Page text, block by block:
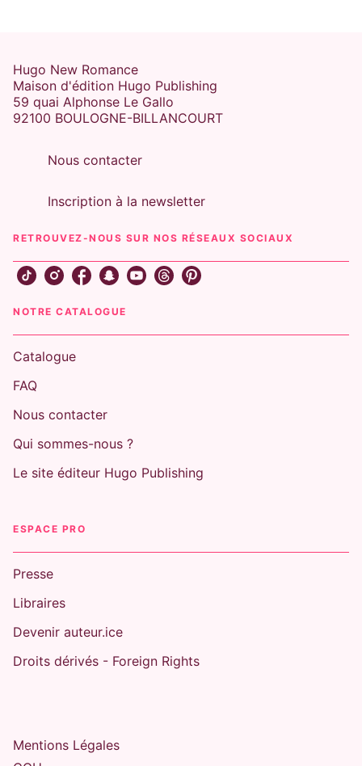
Hugo New Romance
Maison d'édition Hugo Publishing
59 quai Alphonse Le Gallo
92100 BOULOGNE-BILLANCOURT
Nous contacter
Inscription à la newsletter
RETROUVEZ-NOUS SUR NOS RÉSEAUX SOCIAUX
NOTRE CATALOGUE
Catalogue
FAQ
Nous contacter
Qui sommes-nous ?
Le site éditeur Hugo Publishing
ESPACE PRO
Presse
Libraires
Devenir auteur.ice
Droits dérivés - Foreign Rights
Mentions Légales